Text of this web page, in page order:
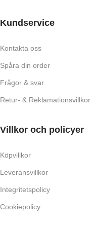
Kundservice
Kontakta oss
Spåra din order
Frågor & svar
Retur- & Reklamationsvillkor
Villkor och policyer
Köpvillkor
Leveransvillkor
Integritetspolicy
Cookiepolicy